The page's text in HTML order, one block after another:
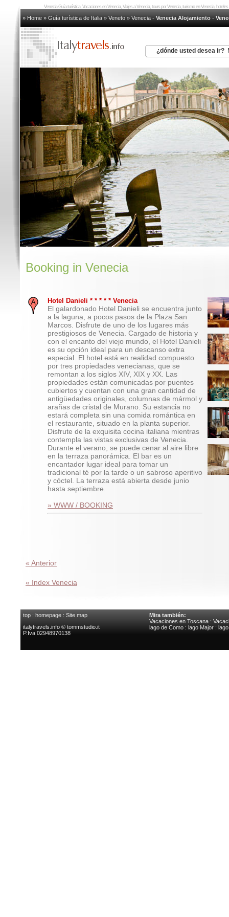
Venecia Guía turística, Vacaciones en Venecia, Viajes a Venecia, tours por Venecia, turismo en Venecia,
» Home » Guía turística de Italia » Veneto » Venecia - Venecia Alojamiento -
¿dónde usted desea ir?
Booking in Venecia
Hotel Danieli * * * * * Venecia
El galardonado Hotel Danieli se encuentra junto
a la laguna, a pocos pasos de la Plaza San
Marcos. Disfrute de uno de los lugares más
prestigiosos de Venecia. Cargado de historia y
con el encanto del viejo mundo, el Hotel Danieli
es su opción ideal para un descanso extra
especial. El hotel está en realidad compuesto
por tres propiedades venecianas, que se
remontan a los siglos XIV, XIX y XX. Las
propiedades están comunicadas por puentes
cubiertos y cuentan con una gran cantidad de
antigüedades originales, columnas de mármol y
arañas de cristal de Murano. Su estancia no
estará completa sin una comida romántica en
el restaurante, situado en la planta superior.
Disfrute de la exquisita cocina italiana mientras
contempla las vistas exclusivas de Venecia.
Durante el verano, se puede cenar al aire libre
en la terraza panorámica. El bar es un
encantador lugar ideal para tomar un
tradicional té por la tarde o un sabroso aperitivo
y cóctel. La terraza está abierta desde junio
hasta septiembre.
» WWW / BOOKING
« Anterior
« Index Venecia
top : homepage : Site map
italytravels.info © tommstudio.it
P.Iva 02948970138
Mira también:
Vacaciones en Toscana :
lago de Como : lago Major :